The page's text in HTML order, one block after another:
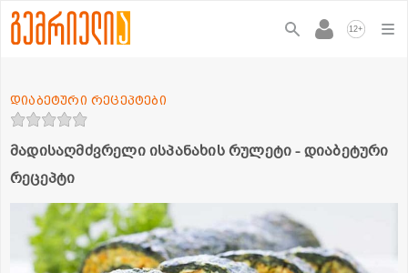
12+
მადისაღმძვრელი ისპანახის რულეტი - დიაბეტური
რეცეპტი
დიაბეტური რეცეპტები